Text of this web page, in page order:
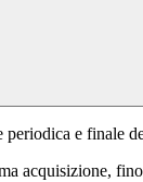
e finale
acquisizione,